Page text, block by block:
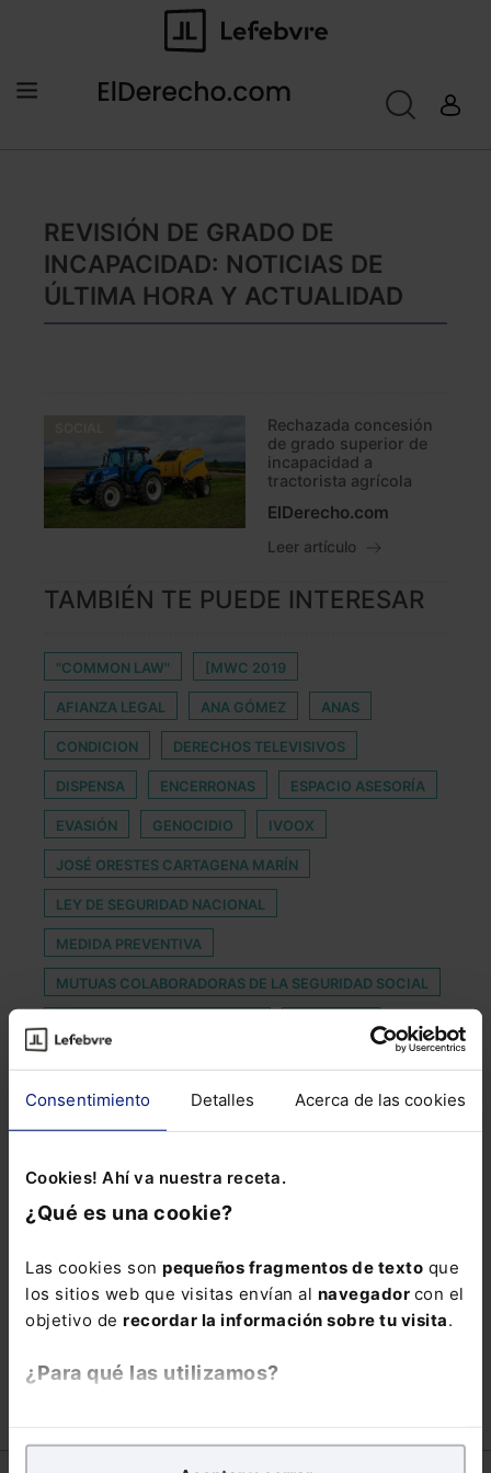
Consentimiento Detalles Acerca de las cookies
Cookies! Ahí va nuestra receta.
¿Qué es una cookie?
Las cookies son pequeños fragmentos de texto que
los sitios web que visitas envían al navegador con el
objetivo de recordar la información sobre tu visita.
¿Para qué las utilizamos?
analíticospara tratar demejorar tu experienciaen
REVISIÓN DE GRADO DE
INCAPACIDAD: NOTICIAS DE
ÚLTIMA HORA Y ACTUALIDAD
Rechazada concesión
de grado superior de
incapacidad a
tractorista agrícola
ElDerecho.com
Leer artículo
TAMBIÉN TE PUEDE INTERESAR
"COMMON LAW" [MWC 2019
AFIANZA LEGAL ANA GÓMEZ ANAS
CONDICION DERECHOS TELEVISIVOS
DISPENSA ENCERRONAS ESPACIO ASESORÍA
EVASIÓN GENOCIDIO IVOOX
JOSÉ ORESTES CARTAGENA MARÍN
LEY DE SEGURIDAD NACIONAL
MEDIDA PREVENTIVA
MUTUAS COLABORADORAS DE LA SEGURIDAD SOCIAL
PRESUNTO DELITO DE FRAUDE
REDUCCIÓN DEL NIVEL DE POBREZA
SECTOR TELECO SISTEMA DE DEPENDENCIA
SOLUCION SUFFICIENTLY DISTINCTIVE
SUPERSTITE TENTATIVA DE HOMICIDIO